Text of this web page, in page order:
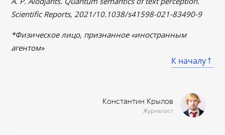
Scientific Reports, 2021/10.1038/s41598-021-83490-9
*Физическое лицо, признанное «иностранным
агентом»
К началу
Константин Крылов
Журналист